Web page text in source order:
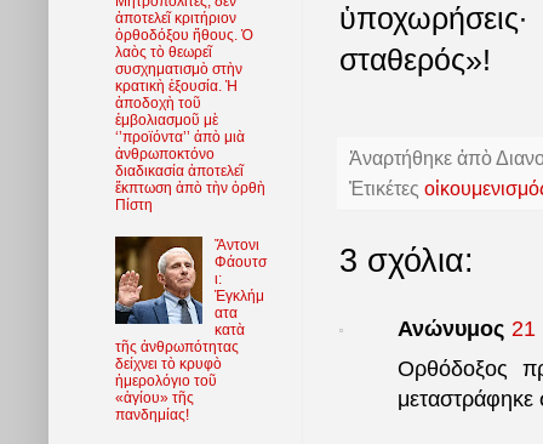
σταθερός»!
Ἀναρτήθηκε ἀπὸ
Ἐτικέτες
3 σχόλια:
Ανώνυμος 21
Ορθόδοξος
ἀποτελεῖ κριτήριον
ὀρθοδόξου ἤθους. Ὁ
λαὸς τὸ θεωρεῖ
συσχηματισμὸ στὴν
κρατικὴ ἐξουσία. Ἡ
ἀποδοχὴ τοῦ
ἐμβολιασμοῦ μὲ
‘’προϊόντα’’ ἀπὸ μιὰ
ἀνθρωποκτόνο
διαδικασία ἀποτελεῖ
ἔκπτωση ἀπὸ τὴν ὀρθὴ
Πίστη
Ἄντονι
Φάουτσ
ι:
Ἐγκλήμ
ατα
κατὰ
τῆς ἀνθρωπότητας
δείχνει τὸ κρυφὸ
ἡμερολόγιο τοῦ
«ἁγίου» τῆς
πανδημίας!